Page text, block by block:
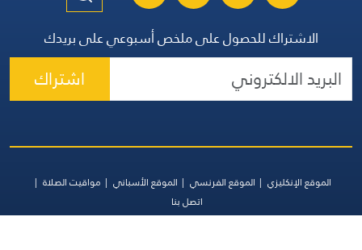
الاشتراك للحصول على ملخص أسبوعي على بريدك
اشتراك
الموقع الإنكليزي الموقع الفرنسي الموقع الأسباني
مواقيت الصلاة
اتصل بنا